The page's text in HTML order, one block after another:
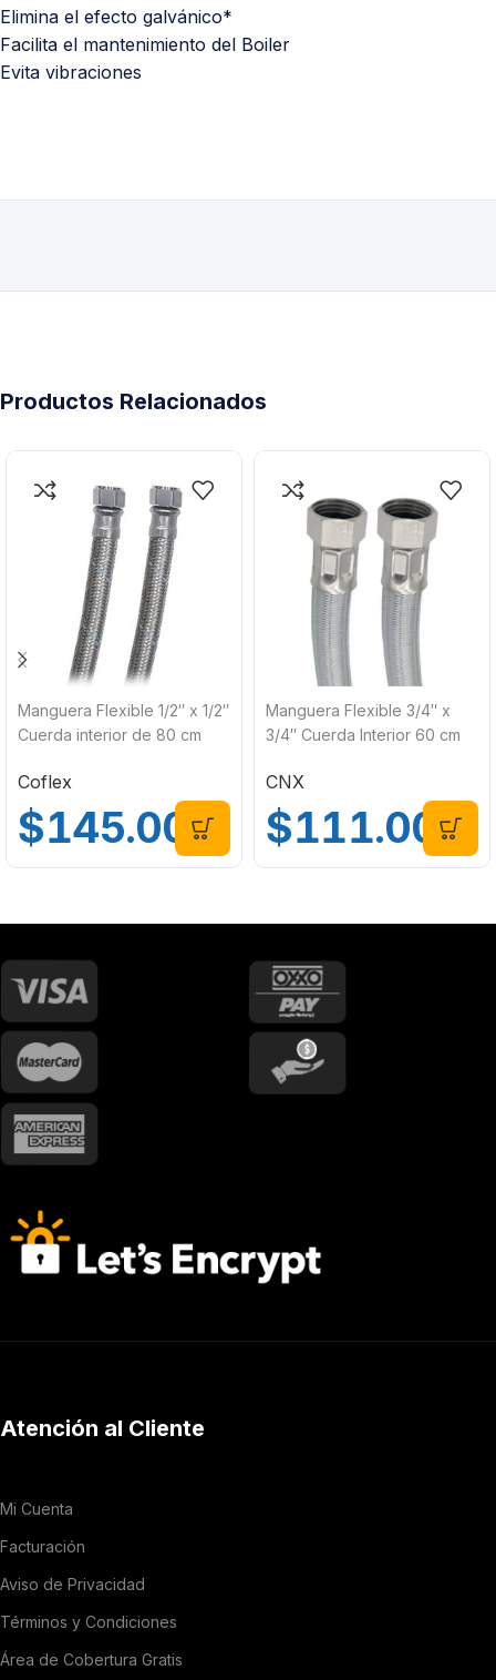
Elimina el efecto galvánico*
Facilita el mantenimiento del Boiler
Evita vibraciones
Productos Relacionados
Manguera Flexible 1/2″ x 1/2″
Cuerda interior de 80 cm
Coflex
$145.00
Manguera Flexible 3/4″ x
3/4″ Cuerda Interior 60 cm
CNX
$111.00
Atención al Cliente
Mi Cuenta
Facturación
Aviso de Privacidad
Términos y Condiciones
Área de Cobertura Gratis